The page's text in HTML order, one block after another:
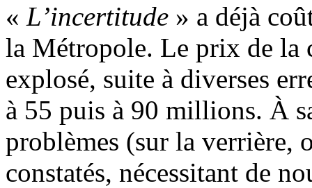
« L’incertitude » a déjà
la Métropole. Le prix de la
explosé, suite à diverses
à 55 puis à 90 millions. À
problèmes (sur la verrière,
constatés, nécessitant de